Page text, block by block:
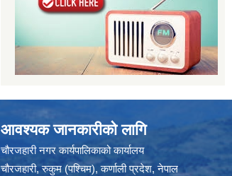
आवश्यक जानकारीको लागि
चौरजहारी नगर कार्यपालिकाको कार्यालय
चौरजहारी, रुकुम (पश्चिम), कर्णाली प्रदेश, नेपाल